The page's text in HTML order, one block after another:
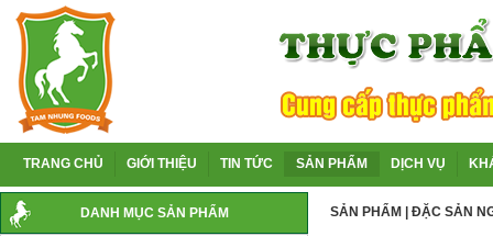
TRANG CHỦ GIỚI THIỆU TIN TỨC SẢN PHẨM DỊCH VỤ
DANH MỤC SẢN PHẨM SẢN PHẨM ĐẶC SẢN